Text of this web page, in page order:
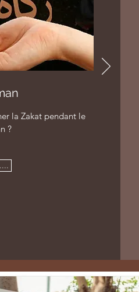
engaging
la Zakat pendant le
?